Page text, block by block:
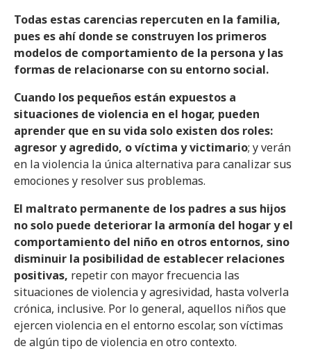
Todas estas carencias repercuten en la familia,
pues es ahí donde se construyen los primeros
modelos de comportamiento de la persona y las
formas de relacionarse con su entorno social.
Cuando los pequeños están expuestos a
situaciones de violencia en el hogar, pueden
aprender que en su vida solo existen dos roles:
agresor y agredido, o víctima y victimario; y verán
en la violencia la única alternativa para canalizar sus
emociones y resolver sus problemas.
El maltrato permanente de los padres a sus hijos
no solo puede deteriorar la armonía del hogar y el
comportamiento del niño en otros entornos, sino
disminuir la posibilidad de establecer relaciones
positivas, repetir con mayor frecuencia las
situaciones de violencia y agresividad, hasta volverla
crónica, inclusive. Por lo general, aquellos niños que
ejercen violencia en el entorno escolar, son víctimas
de algún tipo de violencia en otro contexto.